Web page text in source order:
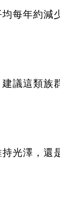
每年約減
議這類族
光澤，還